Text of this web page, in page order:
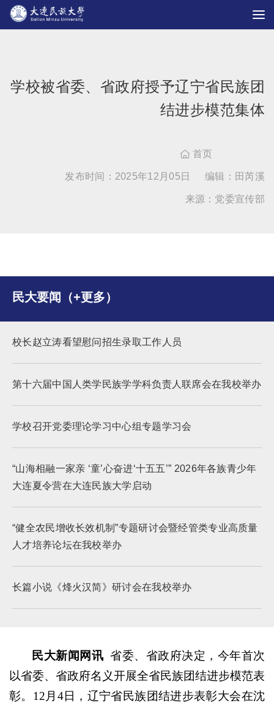
学校被省委、省政府授予辽宁省民族团
结进步模范集体
 首页
发布时间：2025年12月05日 编辑：田芮溪
来源：党委宣传部
民大要闻（+更多）
校长赵立涛看望慰问招生录取工作人员
第十六届中国人类学民族学学科负责人联席会在我校举办
学校召开党委理论学习中心组专题学习会
“山海相融一家亲 ‘童’心奋进‘十五五’” 2026年各族青少年
大连夏令营在大连民族大学启动
“健全农民增收长效机制”专题研讨会暨经管类专业高质量
人才培养论坛在我校举办
长篇小说《烽火汉简》研讨会在我校举办
民大新闻网讯 省委、省政府决定，今年首次
以省委、省政府名义开展全省民族团结进步模范表
彰。12月4日，辽宁省民族团结进步表彰大会在沈